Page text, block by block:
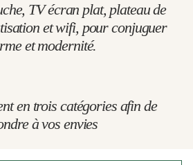
TV écran plat, plateau de
et wifi, pour conjuguer
et modernité.
en trois catégories afin de
à vos envies